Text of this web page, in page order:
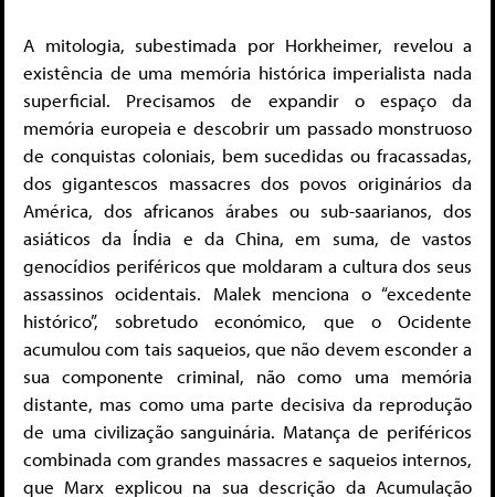
A mitologia, subestimada por Horkheimer, revelou a
existência de uma memória histórica imperialista nada
superficial. Precisamos de expandir o espaço da
memória europeia e descobrir um passado monstruoso
de conquistas coloniais, bem sucedidas ou fracassadas,
dos gigantescos massacres dos povos originários da
América, dos africanos árabes ou sub-saarianos, dos
asiáticos da Índia e da China, em suma, de vastos
genocídios periféricos que moldaram a cultura dos seus
assassinos ocidentais. Malek menciona o “excedente
histórico”, sobretudo económico, que o Ocidente
acumulou com tais saqueios, que não devem esconder a
sua componente criminal, não como uma memória
distante, mas como uma parte decisiva da reprodução
de uma civilização sanguinária. Matança de periféricos
combinada com grandes massacres e saqueios internos,
que Marx explicou na sua descrição da Acumulação